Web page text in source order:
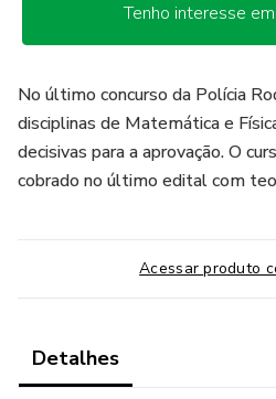
Tenho interesse
No último concurso da Polícia
disciplinas de Matemática e
decisivas para a aprovação. O
cobrado no último edital com
Acessar produto
Detalhes